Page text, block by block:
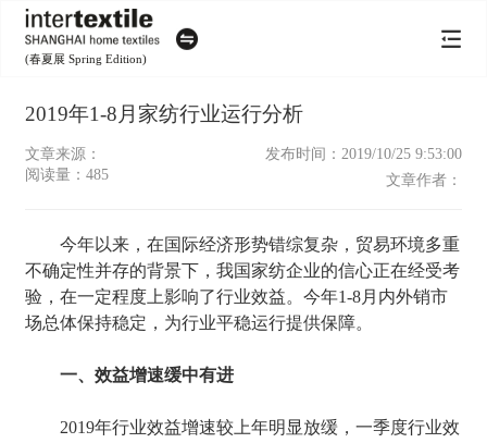
(春夏展 Spring Edition)
2019年1-8月家纺行业运行分析
文章来源：
发布时间：2019/10/25 9:53:00
阅读量： 485 文章作者：
今年以来，在国际经济形势错综复杂，贸易环境多重
不确定性并存的背景下，我国家纺企业的信心正在经受考
验，在一定程度上影响了行业效益。今年1-8月内外销市
场总体保持稳定，为行业平稳运行提供保障。
一、效益增速缓中有进
2019年行业效益增速较上年明显放缓，一季度行业效